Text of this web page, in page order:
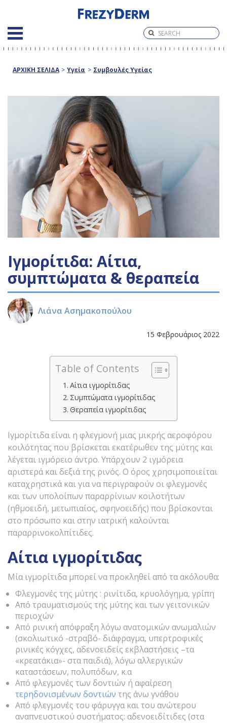
ΑΡΧΙΚΗ ΣΕΛΙΔΑ > Υγεία > Συμβουλές Υγείας
Ιγμορίτιδα: Αίτια,
συμπτώματα & θεραπεία
Λιάνα Ασημακοπούλου
15 Φεβρουάριος 2022
Table of Contents
Αίτια ιγμορίτιδας
Συμπτώματα ιγμορίτιδας
Θεραπεία ιγμορίτιδας
Ιγμορίτιδα είναι η φλεγμονή μιας μικρής αεροφόρου
κοιλότητας που βρίσκεται εκατέρωθεν της μύτης και
λέγεται ιγμόρειο άντρο. Υπάρχουν 2 ιγμόρεια
αριστερά και δεξιά της ρινός. Ο όρος χρησιμοποιείται
καταχρηστικά και για να περιγραφούν οι φλεγμονές
και των υπολοίπων παραρρίνιων κοιλοτήτων
(ηθμοειδή, μετωπιαίος, σφηνοειδής) που βρίσκονται
στο πρόσωπο και στην ιατρική καλούνται
παραρρινοκολπίτιδες.
Αίτια ιγμορίτιδας
Μία ιγμορίτιδα μπορεί να προκληθεί από τα ακόλουθα:
Φλεγμονές της μύτης : ρινίτιδα, κρυολόγημα, γρίπη
Από τραυματισμούς της μύτης και των γειτονικών
περιοχών
Από ρινική απόφραξη λόγω ανατομικών ανωμαλιών
(σκολιωτικό -στραβό- διάφραγμα, υπερτροφικές
ρινικές κόγχες, αδενοειδείς εκβλαστήσεις –τα
«κρεατάκια»- στα παιδιά), λόγω αλλεργικών
καταστάσεων, πολυπόδων, κ.α
Από φλεγμονές των δοντιών ή αφαίρεση
τερηδονισμένων δοντιών της άνω γνάθου
Από φλεγμονές του φάρυγγα και του ανώτερου
αναπνευστικού συστήματος: αδενοειδίτιδες (στα